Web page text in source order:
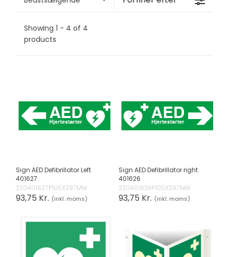
Showing 1 - 4 of 4
products
Sign AED Defibrillator Left
401627
320401627P105X297MM
93,75 Kr. (inkl. moms)
Sign AED Defibrillator right
401626
320401626P105X297MM
93,75 Kr. (inkl. moms)